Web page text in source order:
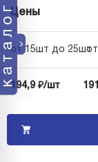
каталогЦены
от 15шт до 25шт
194,9 ₽/шт